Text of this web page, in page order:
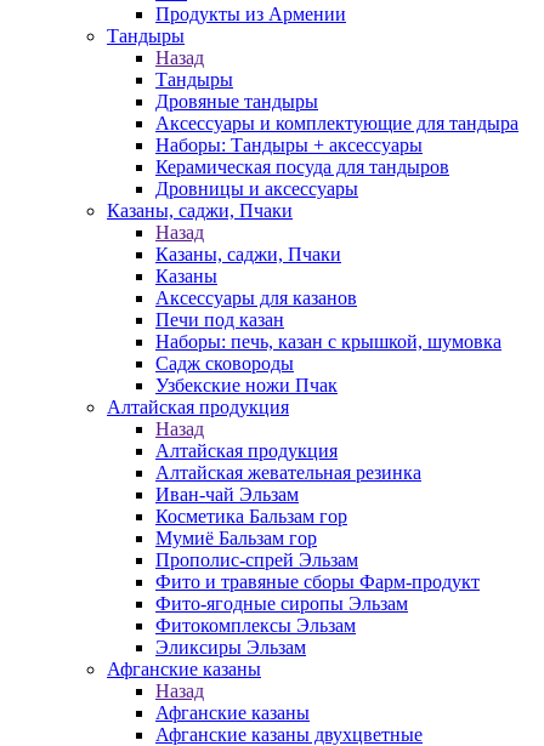
Продукты из Армении
Тандыры
Назад
Тандыры
Дровяные тандыры
Аксессуары и комплектующие для тандыра
Наборы: Тандыры + аксессуары
Керамическая посуда для тандыров
Дровницы и аксессуары
Казаны, саджи, Пчаки
Назад
Казаны, саджи, Пчаки
Казаны
Аксессуары для казанов
Печи под казан
Наборы: печь, казан с крышкой, шумовка
Садж сковороды
Узбекские ножи Пчак
Алтайская продукция
Назад
Алтайская продукция
Алтайская жевательная резинка
Иван-чай Эльзам
Косметика Бальзам гор
Мумиё Бальзам гор
Прополис-спрей Эльзам
Фито и травяные сборы Фарм-продукт
Фито-ягодные сиропы Эльзам
Фитокомплексы Эльзам
Эликсиры Эльзам
Афганские казаны
Назад
Афганские казаны
Афганские казаны двухцветные